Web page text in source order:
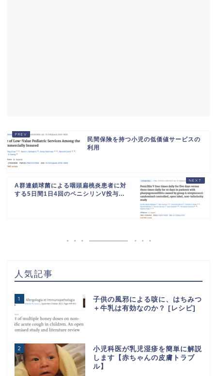
民間保険を持つ小児の低価値サービスの
利用
A群連鎖球菌による咽頭扁桃炎患者に対
する5日間1日4回のペニシリンV投与...
人気記事
1
子供の風邪による咳に、はちみつ
＋牛乳は有効なのか？ [レシピ]
2
小児科医が乳児湿疹を簡単に解説
します【赤ちゃんの皮膚トラブ
ル】